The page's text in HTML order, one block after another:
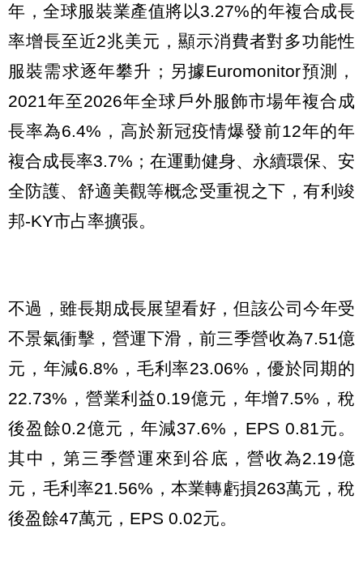
年，全球服裝業產值將以3.27%的年複合成長
率增長至近2兆美元，顯示消費者對多功能性
服裝需求逐年攀升；另據Euromonitor預測，
2021年至2026年全球戶外服飾市場年複合成
長率為6.4%，高於新冠疫情爆發前12年的年
複合成長率3.7%；在運動健身、永續環保、安
全防護、舒適美觀等概念受重視之下，有利竣
邦-KY市占率擴張。
不過，雖長期成長展望看好，但該公司今年受
不景氣衝擊，營運下滑，前三季營收為7.51億
元，年減6.8%，毛利率23.06%，優於同期的
22.73%，營業利益0.19億元，年增7.5%，稅
後盈餘0.2億元，年減37.6%，EPS 0.81元。
其中，第三季營運來到谷底，營收為2.19億
元，毛利率21.56%，本業轉虧損263萬元，稅
後盈餘47萬元，EPS 0.02元。